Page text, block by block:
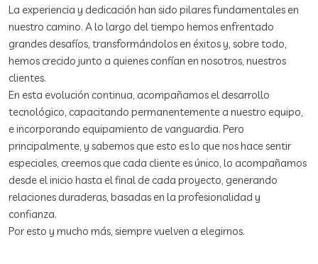
La experiencia y dedicación han sido pilares fundamentales en
nuestro camino. A lo largo del tiempo hemos enfrentado
grandes desafíos, transformándolos en éxitos y, sobre todo,
hemos crecido junto a quienes confían en nosotros, nuestros
clientes.
En esta evolución continua, acompañamos el desarrollo
tecnológico, capacitando permanentemente a nuestro equipo,
e incorporando equipamiento de vanguardia. Pero
principalmente, y sabemos que esto es lo que nos hace sentir
especiales, creemos que cada cliente es único, lo acompañamos
desde el inicio hasta el final de cada proyecto, generando
relaciones duraderas, basadas en la profesionalidad y
confianza.
Por esto y mucho más, siempre vuelven a elegirnos.